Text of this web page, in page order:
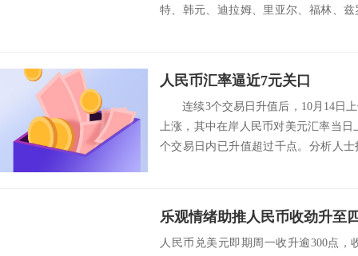
特、韩元、迪拉姆、里亚尔、福林、
人民币汇率逼近7元关口
连续3个交易日升值后，10月14日上
上涨，其中在岸人民币对美元汇率当日
个交易日内已升值超过千点。分析人
人民币兑美元即期周一收升逾300点，